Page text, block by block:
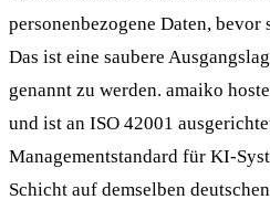
personenbezogene Daten,
Das ist eine saubere
genannt zu werden. amaiko
und ist an ISO 42001
Managementstandard für KI-
Schicht auf demselben